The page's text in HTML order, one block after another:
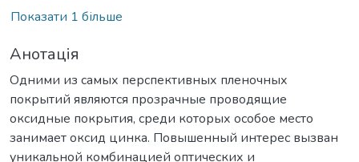
Показати 1 більше
Анотація
Одними из самых перспективных пленочных
покрытий являются прозрачные проводящие
оксидные покрытия, среди которых особое место
занимает оксид цинка. Повышенный интерес вызван
уникальной комбинацией оптических и